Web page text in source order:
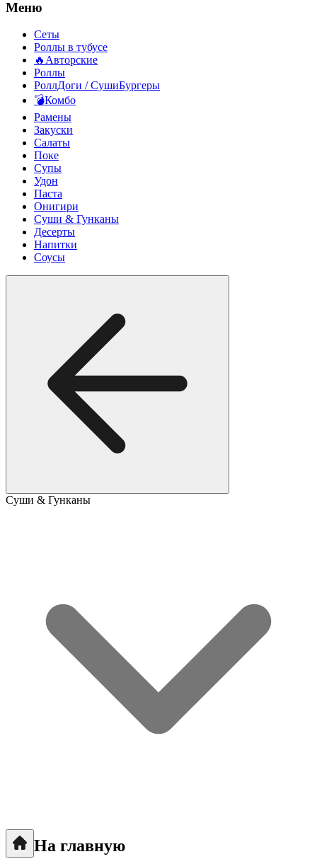
Меню
Сеты
Роллы в тубусе
🔥Авторские
Роллы
РоллДоги / СушиБургеры
💣Комбо
Рамены
Закуски
Салаты
Поке
Супы
Удон
Паста
Онигири
Суши & Гунканы
Десерты
Напитки
Соусы
Суши & Гунканы
На главную